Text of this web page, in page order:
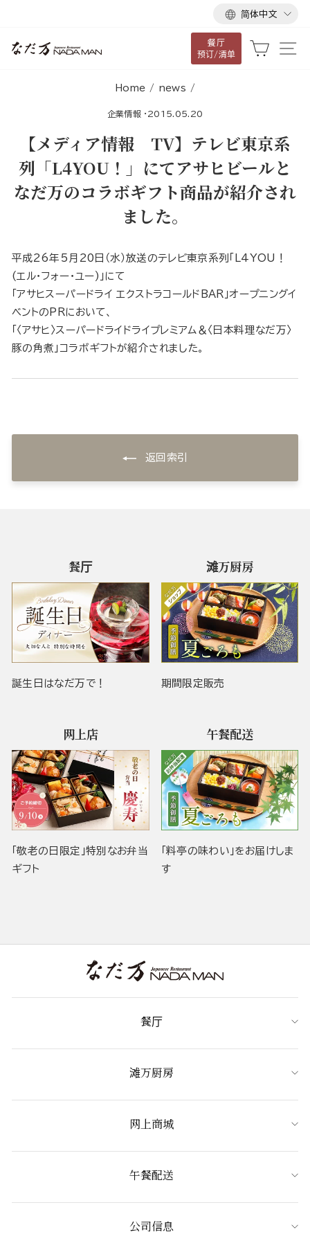
语
言
简体中文
餐厅
预订/清单
大车
Home / news /
企業情報 · 2015.05.20
【メディア情報 TV】テレビ東京系
列「L4YOU！」にてアサヒビールと
なだ万のコラボギフト商品が紹介され
ました。
平成26年5月20日（水）放送のテレビ東京系列「L4YOU！
(エル・フォー・ユー)」にて
「アサヒスーパードライ エクストラコールドBAR」オープニングイ
ベントのPRにおいて、
「〈アサヒ〉スーパードライドライプレミアム＆〈日本料理なだ万〉
豚の角煮」コラボギフトが紹介されました。
返回索引
餐厅
誕生日はなだ万で！
滩万厨房
期間限定販売
网上店
「敬老の日限定」特別なお弁当
ギフト
午餐配送
「料亭の味わい」をお届けしま
す
餐厅
滩万厨房
网上商城
午餐配送
公司信息